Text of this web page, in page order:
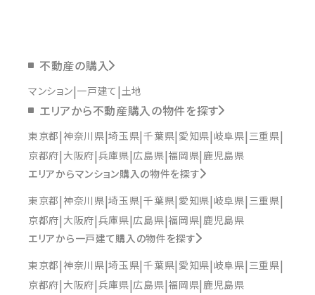
不動産の購入
マンション 一戸建て 土地
エリアから不動産購入の物件を探す
東京都 神奈川県 埼玉県 千葉県 愛知県 岐阜県 三重県
京都府 大阪府 兵庫県 広島県 福岡県 鹿児島県
エリアからマンション購入の物件を探す
東京都 神奈川県 埼玉県 千葉県 愛知県 岐阜県 三重県
京都府 大阪府 兵庫県 広島県 福岡県 鹿児島県
エリアから一戸建て購入の物件を探す
東京都 神奈川県 埼玉県 千葉県 愛知県 岐阜県 三重県
京都府 大阪府 兵庫県 広島県 福岡県 鹿児島県